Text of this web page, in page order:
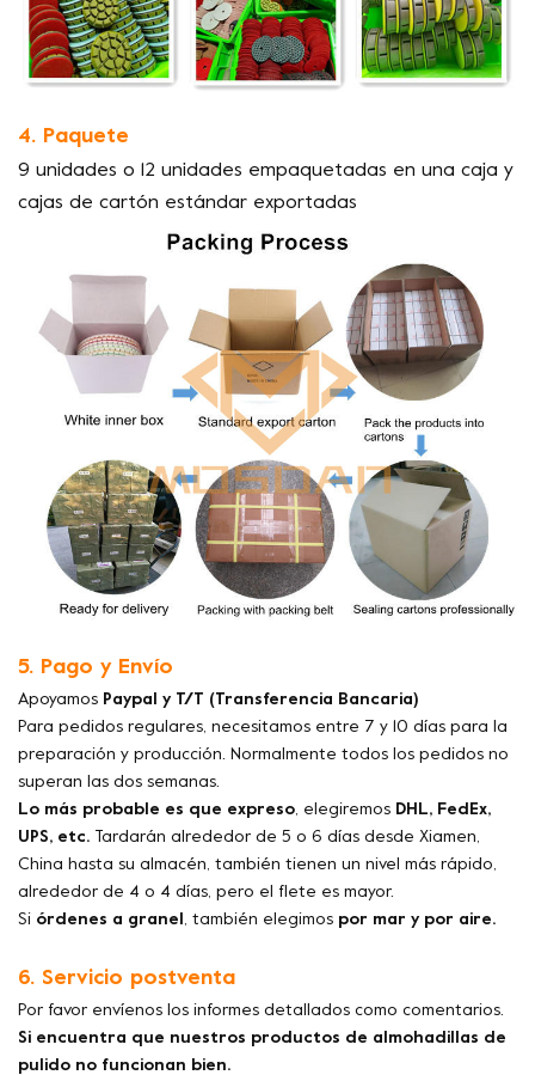
4. Paquete
9 unidades o 12 unidades empaquetadas en una caja y
cajas de cartón estándar exportadas
5. Pago y Envío
Apoyamos Paypal y T/T (Transferencia Bancaria)
Para pedidos regulares, necesitamos entre 7 y 10 días para la
preparación y producción. Normalmente todos los pedidos no
superan las dos semanas.
Lo más probable es que expreso, elegiremos DHL, FedEx,
UPS, etc. Tardarán alrededor de 5 o 6 días desde Xiamen,
China hasta su almacén, también tienen un nivel más rápido,
alrededor de 4 o 4 días, pero el flete es mayor.
Si órdenes a granel , también elegimos por mar y por aire.
6. Servicio postventa
Por favor envíenos los informes detallados como comentarios.
Si encuentra que nuestros productos de almohadillas de
pulido no funcionan bien.